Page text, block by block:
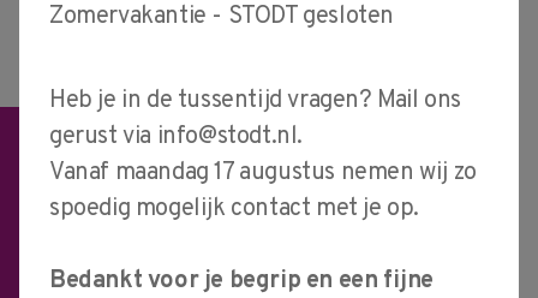
beperken.
Cursusprijs excl. BTW en
verzendkosten
€ 230
Zomervakantie - STODT gesloten
Heb je in de tussentijd vragen? Mail ons
gerust via info@stodt.nl.
Vanaf maandag 17 augustus nemen wij zo
spoedig mogelijk contact met je op.
Bedankt voor je begrip en een fijne